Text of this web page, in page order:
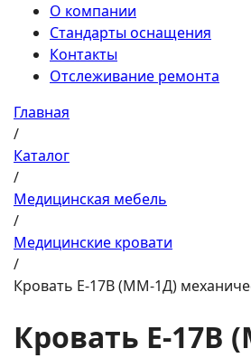
О компании
Стандарты оснащения
Контакты
Отслеживание ремонта
Главная
/
Каталог
/
Медицинская мебель
/
Медицинские кровати
/
Кровать E-17В (ММ-1Д)
Кровать E-17В